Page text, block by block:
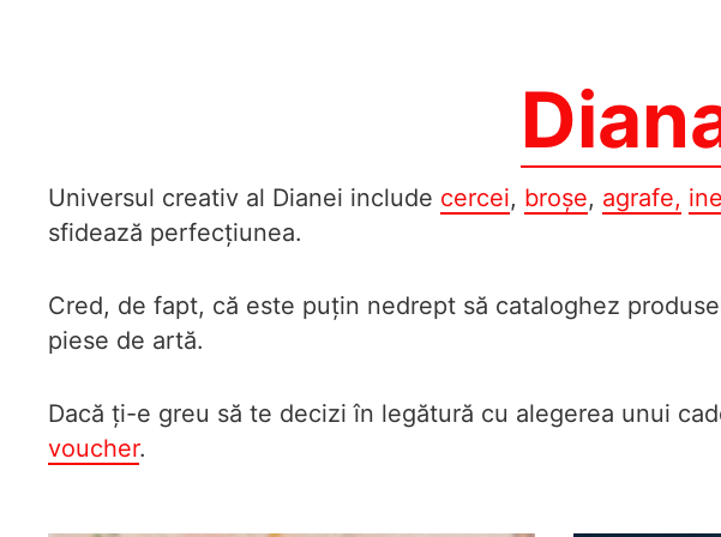
Universul creativ al Dianei include cercei, broșe, agrafe,
sfidează perfecțiunea.
Cred, de fapt, că este puțin nedrept să cataloghez
piese de artă.
Dacă ți-e greu să te decizi în legătură cu alegerea unui
voucher.